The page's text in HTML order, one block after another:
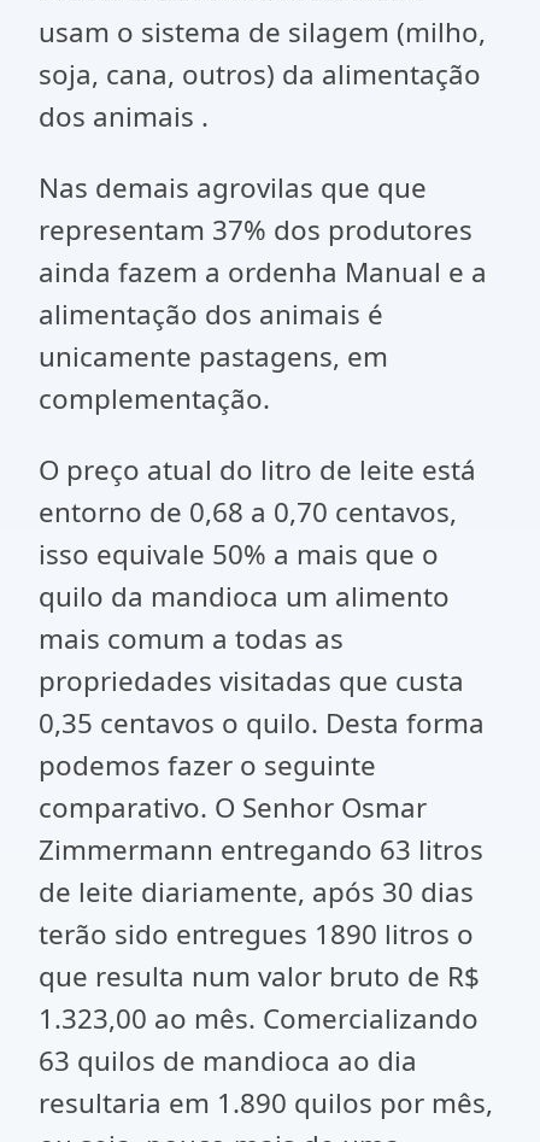
usam o sistema de silagem (milho,
soja, cana, outros) da alimentação
dos animais .
Nas demais agrovilas que que
representam 37% dos produtores
ainda fazem a ordenha Manual e a
alimentação dos animais é
unicamente pastagens, em
complementação.
O preço atual do litro de leite está
entorno de 0,68 a 0,70 centavos,
isso equivale 50% a mais que o
quilo da mandioca um alimento
mais comum a todas as
propriedades visitadas que custa
0,35 centavos o quilo. Desta forma
podemos fazer o seguinte
comparativo. O Senhor Osmar
Zimmermann entregando 63 litros
de leite diariamente, após 30 dias
terão sido entregues 1890 litros o
que resulta num valor bruto de R$
1.323,00 ao mês. Comercializando
63 quilos de mandioca ao dia
resultaria em 1.890 quilos por mês,